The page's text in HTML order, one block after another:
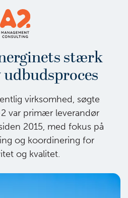
stærk
virksomhed, søgte
var primær leverandør
2015, med fokus på
og koordinering for
og kvalitet.